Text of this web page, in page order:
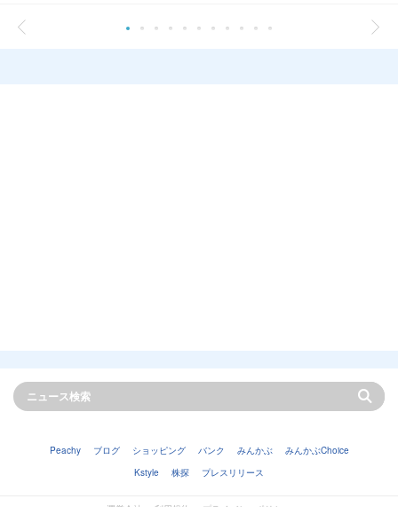
Peachy ブログ ショッピング バンク みんかぶ
みんかぶChoice
Kstyle
株探 プレスリリース